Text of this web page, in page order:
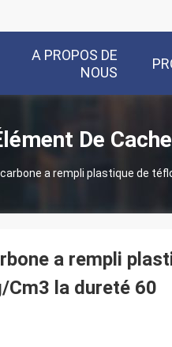
A PROPOS DE
NOUS
De
a rempli plastique de
a rempli
Cm3 la dureté 60